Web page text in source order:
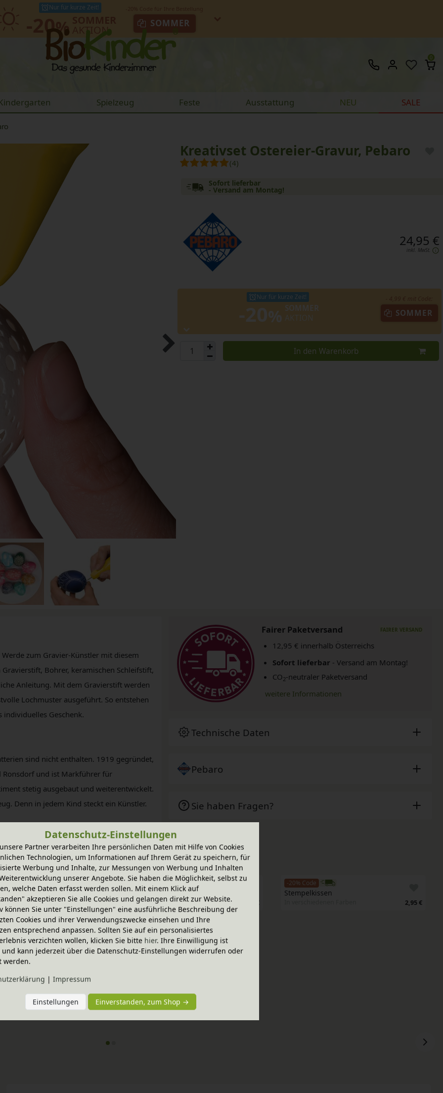
Nur für kurze Zeit!
-20% AKTION
SOMMER
0
Spielzeug Feste Ausstattung NEU SALE
Kreativset Ostereier-Gravur, Pebaro
(4)
Sofort lieferbar
- Versand am Montag!
24,95 €
inkl. MwSt.
Nur für kurze Zeit!
SOMMER
In den Warenkorb
zum Gravier-Künstler mit diesem
Bohrer, keramischen Schleifstift,
Anleitung. Mit dem Gravierstift werden
Lochmuster ausgeführt. So entstehen
Geschenk.
sind nicht enthalten. 1919 gegründet,
Ronsdorf und ist Markführer für
stetig ausgebaut und weiterentwickelt.
Denn in jedem Kind steckt ein Künstler.
Fairer Paketversand
12,95 € innerhalb Österreichs
Sofort lieferbar - Versand am Montag!
CO2-neutraler Paketversand
weitere Informationen
Technische Daten
Pebaro
Sie haben Fragen?
Regenbogen
1,3 cm
4,95 €
-20% Code
Stempelkissen
In verschiedenen Farben 2,95 €
-20% Code
Stempelkissen
2,95 €
Datenschutz-Einstellungen
Partner verarbeiten Ihre persönlichen Daten mit Hilfe von Cookies
Technologien, um Informationen auf Ihrem Gerät zu speichern, für
Werbung und Inhalte, zur Messungen von Werbung und Inhalten
unserer Angebote. Sie haben die Möglichkeit, selbst zu
welche Daten erfasst werden sollen. Mit einem Klick auf
akzeptieren Sie alle Cookies und gelangen direkt zur Website.
können Sie unter "Einstellungen" eine ausführliche Beschreibung der
Cookies und ihrer Verwendungszwecke einsehen und Ihre
entsprechend anpassen. Sollten Sie auf ein personalisiertes
verzichten wollen, klicken Sie bitte hier. Ihre Einwilligung ist
kann jederzeit über die Datenschutz-Einstellungen widerrufen oder
werden.
| Impressum
Einstellungen Einverstanden, zum Shop →